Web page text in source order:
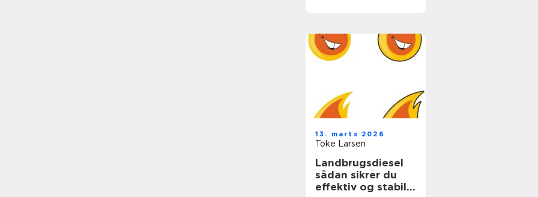
13. marts 2026
Toke Larsen
Landbrugsdiesel
sådan sikrer du
effektiv og stabil